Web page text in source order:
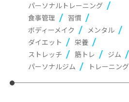
パーソナルトレーニング
食事管理
習慣
ボディーメイク
メンタル
ダイエット
栄養
ストレッチ
筋トレ
ジム
パーソナルジム
トレーニング